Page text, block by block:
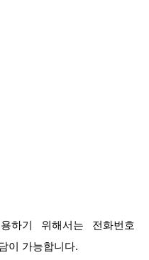
하기 위해서는 전화번호
이 가능합니다.